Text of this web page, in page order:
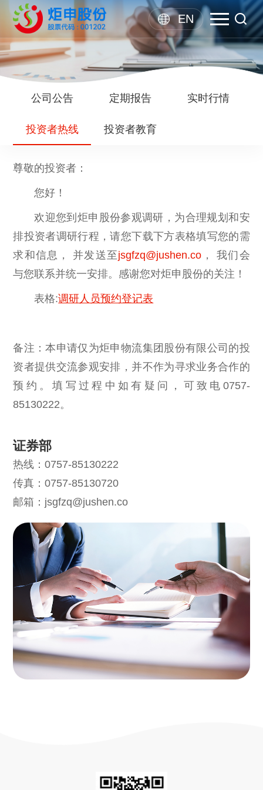
EN
公司公告 定期报告 实时行情
投资者热线 投资者教育
尊敬的投资者：
您好！
欢迎您到炬申股份参观调研，为合理规划和安
排投资者调研行程，请您下载下方表格填写您的需
求和信息， 并发送至jsgfzq@jushen.co， 我们会
与您联系并统一安排。感谢您对炬申股份的关注！
表格:调研人员预约登记表
备注：本申请仅为炬申物流集团股份有限公司的投
资者提供交流参观安排，并不作为寻求业务合作的
预约。填写过程中如有疑问，可致电0757-
85130222。
证券部
热线：0757-85130222
传真：0757-85130720
邮箱：jsgfzq@jushen.co